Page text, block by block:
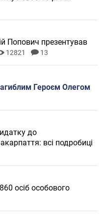
Попович презентував
12821 13
Героєм Олегом
до
всі подробиці
осіб особового